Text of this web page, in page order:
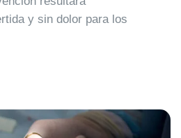
y sin dolor para los